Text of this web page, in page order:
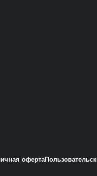
оферта